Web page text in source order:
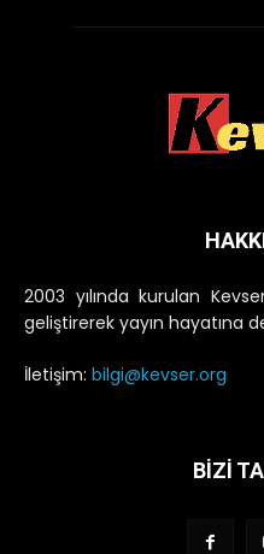
2003 yılında kurulan
geliştirerek yayın hayatına
İletişim: bilgi@kevser.org
BİZİ